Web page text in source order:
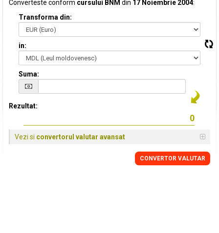
Converteste conform cursului BNM din 17 Noiembrie 2004:
Transforma din:
in:
Suma:
Rezultat:
Vezi si convertorul valutar avansat
CONVERTOR VALUTAR